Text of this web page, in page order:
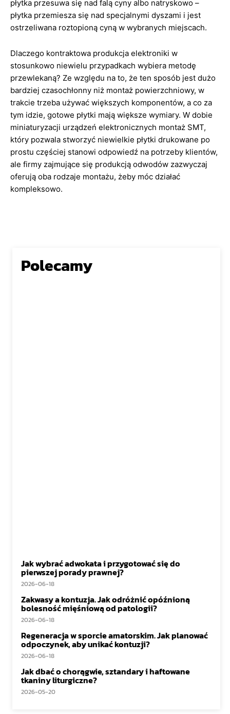
płytka przesuwa się nad falą cyny albo natryskowo –
płytka przemiesza się nad specjalnymi dyszami i jest
ostrzeliwana roztopioną cyną w wybranych miejscach.
Dlaczego kontraktowa produkcja elektroniki w
stosunkowo niewielu przypadkach wybiera metodę
przewlekaną? Ze względu na to, że ten sposób jest dużo
bardziej czasochłonny niż montaż powierzchniowy, w
trakcie trzeba używać większych komponentów, a co za
tym idzie, gotowe płytki mają większe wymiary. W dobie
miniaturyzacji urządzeń elektronicznych montaż SMT,
który pozwala stworzyć niewielkie płytki drukowane po
prostu częściej stanowi odpowiedź na potrzeby klientów,
ale firmy zajmujące się produkcją odwodów zazwyczaj
oferują oba rodzaje montażu, żeby móc działać
kompleksowo.
Polecamy
Jak wybrać adwokata i przygotować się do
pierwszej porady prawnej?
2026-06-18
Zakwasy a kontuzja. Jak odróżnić opóźnioną
bolesność mięśniową od patologii?
2026-06-18
Regeneracja w sporcie amatorskim. Jak planować
odpoczynek, aby unikać kontuzji?
2026-06-18
Jak dbać o chorągwie, sztandary i haftowane
tkaniny liturgiczne?
2026-05-20